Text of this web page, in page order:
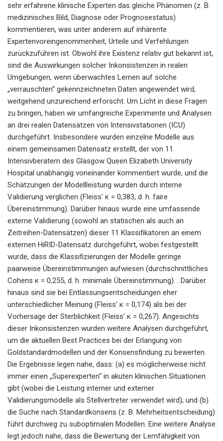
sehr erfahrene klinische Experten das gleiche Phänomen (z. B.
medizinisches Bild, Diagnose oder Prognosestatus)
kommentieren, was unter anderem auf inhärente
Expertenvoreingenommenheit, Urteile und Verfehlungen
zurückzuführen ist. Obwohl ihre Existenz relativ gut bekannt ist,
sind die Auswirkungen solcher Inkonsistenzen in realen
Umgebungen, wenn überwachtes Lernen auf solche
„verrauschten“ gekennzeichneten Daten angewendet wird,
weitgehend unzureichend erforscht. Um Licht in diese Fragen
zu bringen, haben wir umfangreiche Experimente und Analysen
an drei realen Datensätzen von Intensivstationen (ICU)
durchgeführt. Insbesondere wurden einzelne Modelle aus
einem gemeinsamen Datensatz erstellt, der von 11
Intensivberatern des Glasgow Queen Elizabeth University
Hospital unabhängig voneinander kommentiert wurde, und die
Schätzungen der Modellleistung wurden durch interne
Validierung verglichen (Fleiss' κ = 0,383, d. h. faire
Übereinstimmung). Darüber hinaus wurde eine umfassende
externe Validierung (sowohl an statischen als auch an
Zeitreihen-Datensätzen) dieser 11 Klassifikatoren an einem
externen HiRID-Datensatz durchgeführt, wobei festgestellt
wurde, dass die Klassifizierungen der Modelle geringe
paarweise Übereinstimmungen aufwiesen (durchschnittliches
Cohens κ = 0,255, d. h. minimale Übereinstimmung). . Darüber
hinaus sind sie bei Entlassungsentscheidungen eher
unterschiedlicher Meinung (Fleiss' κ = 0,174) als bei der
Vorhersage der Sterblichkeit (Fleiss' κ = 0,267). Angesichts
dieser Inkonsistenzen wurden weitere Analysen durchgeführt,
um die aktuellen Best Practices bei der Erlangung von
Goldstandardmodellen und der Konsensfindung zu bewerten.
Die Ergebnisse legen nahe, dass: (a) es möglicherweise nicht
immer einen „Superexperten“ in akuten klinischen Situationen
gibt (wobei die Leistung interner und externer
Validierungsmodelle als Stellvertreter verwendet wird); und (b)
die Suche nach Standardkonsens (z. B. Mehrheitsentscheidung)
führt durchweg zu suboptimalen Modellen. Eine weitere Analyse
legt jedoch nahe, dass die Bewertung der Lernfähigkeit von